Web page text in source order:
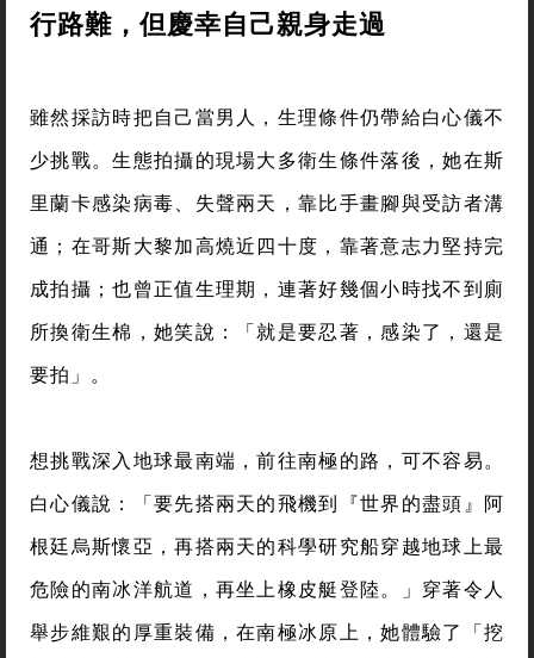
行路難，但慶幸自己親身走過
雖然採訪時把自己當男人，生理條件仍帶給白心儀不
少挑戰。生態拍攝的現場大多衛生條件落後，她在斯
里蘭卡感染病毒、失聲兩天，靠比手畫腳與受訪者溝
通；在哥斯大黎加高燒近四十度，靠著意志力堅持完
成拍攝；也曾正值生理期，連著好幾個小時找不到廁
所換衛生棉，她笑說：「就是要忍著，感染了，還是
要拍」。
想挑戰深入地球最南端，前往南極的路，可不容易。
白心儀說：「要先搭兩天的飛機到『世界的盡頭』阿
根廷烏斯懷亞，再搭兩天的科學研究船穿越地球上最
危險的南冰洋航道，再坐上橡皮艇登陸。」穿著令人
舉步維艱的厚重裝備，在南極冰原上，她體驗了「挖